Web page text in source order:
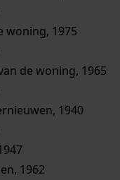
woning, 1975
de woning, 1965
1940
1962